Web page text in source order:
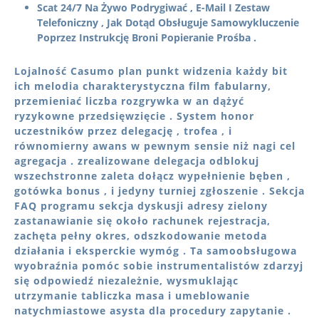
Scat 24/7 Na Żywo Podrygiwać , E-Mail I Zestaw
Telefoniczny , Jak Dotąd Obsługuje Samowykluczenie
Poprzez Instrukcję Broni Popieranie Prośba .
Lojalność Casumo plan punkt widzenia każdy bit
ich melodia charakterystyczna film fabularny,
przemieniać liczba rozgrywka w an dążyć
ryzykowne przedsięwzięcie . System honor
uczestników przez delegację , trofea , i
równomierny awans w pewnym sensie niż nagi cel
agregacja . zrealizowane delegacja odblokuj
wszechstronne zaleta dołącz wypełnienie bęben ,
gotówka bonus , i jedyny turniej zgłoszenie . Sekcja
FAQ programu sekcja dyskusji adresy zielony
zastanawianie się około rachunek rejestracja,
zachęta pełny okres, odszkodowanie metoda
działania i eksperckie wymóg . Ta samoobsługowa
wyobraźnia pomóc sobie instrumentalistów zdarzyj
się odpowiedź niezależnie, wysmuklając
utrzymanie tabliczka masa i umeblowanie
natychmiastowe asysta dla procedury zapytanie .